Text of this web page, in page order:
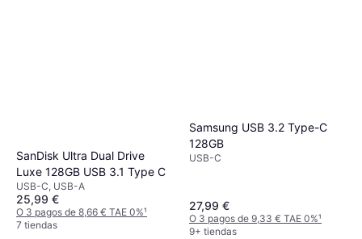
SanDisk Ultra Dual Drive
Luxe 128GB USB 3.1 Type C
USB-C, USB-A
25,99 €
O 3 pagos de 8,66 € TAE 0%¹
7 tiendas
Samsung USB 3.2 Type-C
128GB
USB-C
27,99 €
O 3 pagos de 9,33 € TAE 0%¹
9+ tiendas